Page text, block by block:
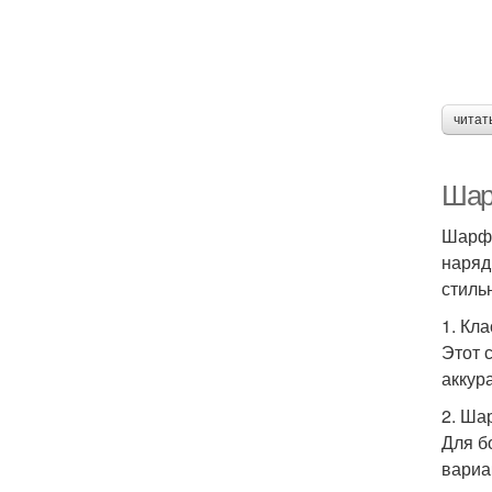
Шарф
1.
Этот
2.
Для